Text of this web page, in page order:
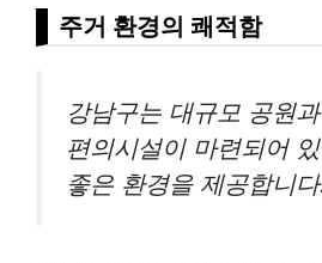
주거 환경의 쾌적함
강남구는 대규모 공원
편의시설이 마련되어
좋은 환경을 제공합니